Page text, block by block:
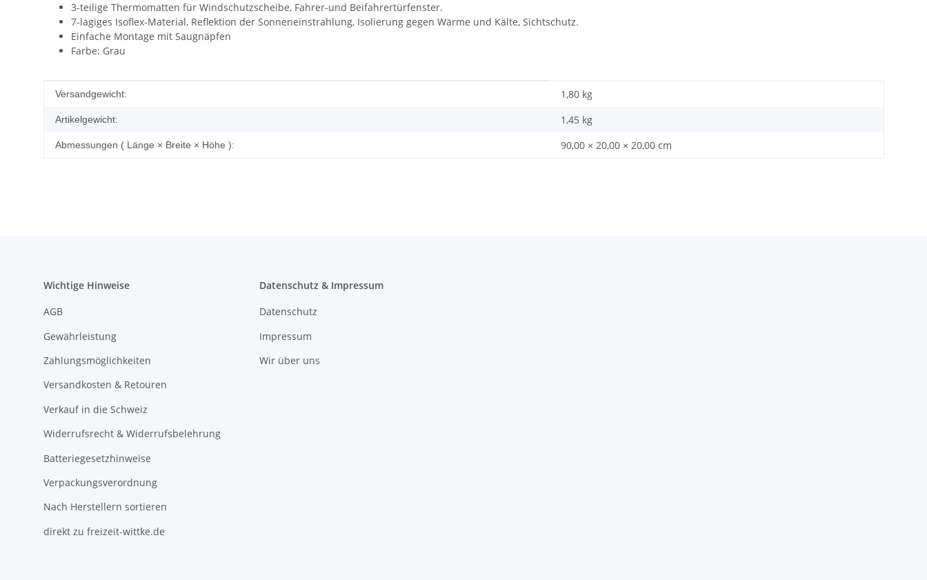
3-teilige Thermomatten für Windschutzscheibe, Fahrer-und Beifahrertürfenster.
7-lagiges Isoflex-Material, Reflektion der Sonneneinstrahlung, Isolierung gegen Wärme und Kälte, Sichtschutz.
Einfache Montage mit Saugnäpfen
Farbe: Grau
Produkteigenschaft
Wert
Versandgewicht: 1,80 kg
Artikelgewicht: 1,45 kg
Abmessungen ( Länge × Breite × Höhe ): 90,00 × 20,00 × 20,00 cm
Wichtige Hinweise
AGB
Gewährleistung
Zahlungsmöglichkeiten
Versandkosten & Retouren
Verkauf in die Schweiz
Widerrufsrecht & Widerrufsbelehrung
Batteriegesetzhinweise
Verpackungsverordnung
Nach Herstellern sortieren
direkt zu freizeit-wittke.de
Datenschutz & Impressum
Datenschutz
Impressum
Wir über uns